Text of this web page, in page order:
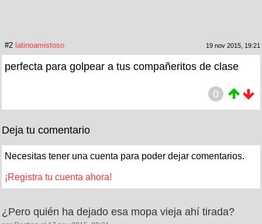
#2 latinoamistoso 19 nov 2015, 19:21
perfecta para golpear a tus compañeritos de clase
0
Deja tu comentario
Necesitas tener una cuenta para poder dejar comentarios.
¡Registra tu cuenta ahora!
¿Pero quién ha dejado esa mopa vieja ahí tirada?